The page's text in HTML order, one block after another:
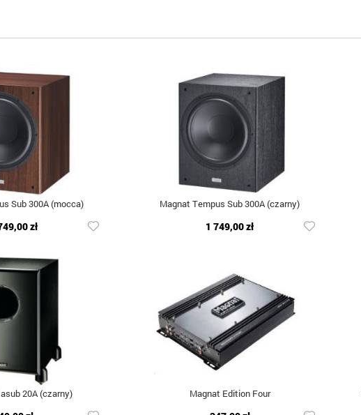
Sub 300A (mocca)
zł
Magnat Tempus Sub 300A (czarny)
1 749,00 zł
20A (czarny) Magnat Edition Four